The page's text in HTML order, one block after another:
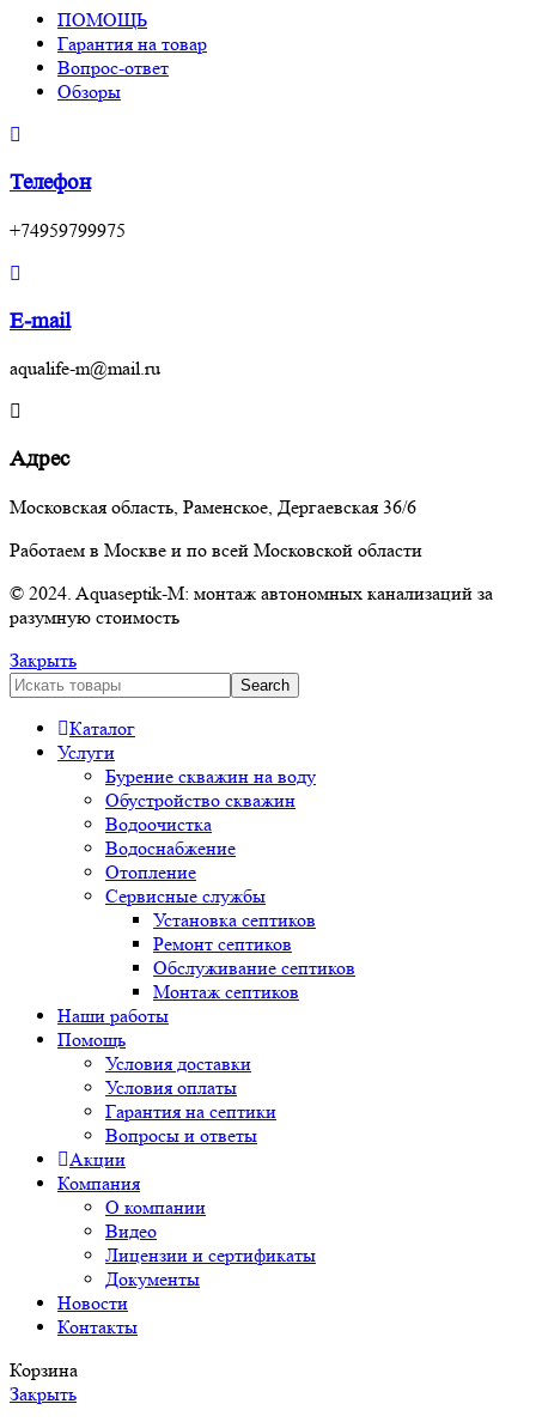
ПОМОЩЬ
Гарантия на товар
Вопрос-ответ
Обзоры
Телефон
+74959799975
E-mail
aqualife-m@mail.ru
Адрес
Московская область, Раменское, Дергаевская 36/6
Работаем в Москве и по всей Московской области
© 2024. Aquaseptik-M: монтаж автономных канализаций за
разумную стоимость
Закрыть
Search
Каталог
Услуги
Бурение скважин на воду
Обустройство скважин
Водоочистка
Водоснабжение
Отопление
Сервисные службы
Установка септиков
Ремонт септиков
Обслуживание септиков
Монтаж септиков
Наши работы
Помощь
Условия доставки
Условия оплаты
Гарантия на септики
Вопросы и ответы
Акции
Компания
О компании
Видео
Лицензии и сертификаты
Документы
Новости
Контакты
Корзина
Закрыть